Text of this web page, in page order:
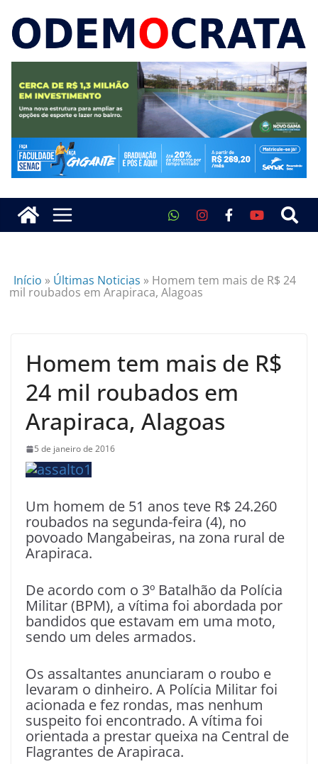
Início » Últimas Noticias » Homem tem mais de R$ 24
mil roubados em Arapiraca, Alagoas
Homem tem mais de R$
24 mil roubados em
Arapiraca, Alagoas
5 de janeiro de 2016
Um homem de 51 anos teve R$ 24.260
roubados na segunda-feira (4), no
povoado Mangabeiras, na zona rural de
Arapiraca.
De acordo com o 3º Batalhão da Polícia
Militar (BPM), a vítima foi abordada por
bandidos que estavam em uma moto,
sendo um deles armados.
Os assaltantes anunciaram o roubo e
levaram o dinheiro. A Polícia Militar foi
acionada e fez rondas, mas nenhum
suspeito foi encontrado. A vítima foi
orientada a prestar queixa na Central de
Flagrantes de Arapiraca.